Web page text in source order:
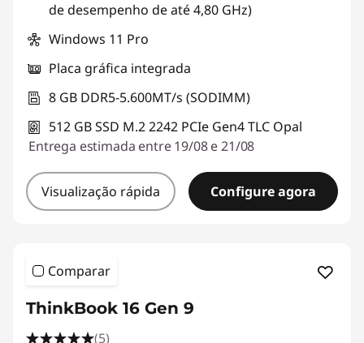
de desempenho de até 4,80 GHz)
Windows 11 Pro
Placa gráfica integrada
8 GB DDR5-5.600MT/s (SODIMM)
512 GB SSD M.2 2242 PCIe Gen4 TLC Opal
Entrega estimada entre 19/08 e 21/08
Visualização rápida Configure agora
Comparar
ThinkBook 16 Gen 9
(5)